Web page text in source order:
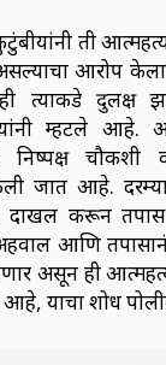
ती
आरोप
त्याकडे दुर्लक्ष
म्हटले आहे.
चौकशी
जात आहे.
दाखल करून
आणि
असून ही
आहे, याचा शोध